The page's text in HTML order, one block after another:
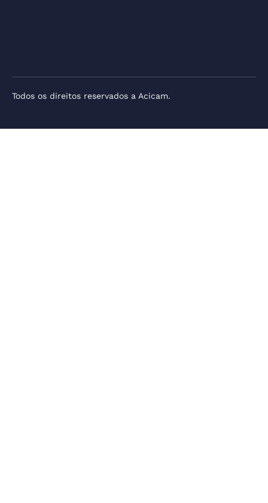
Todos os direitos reservados a Acicam.